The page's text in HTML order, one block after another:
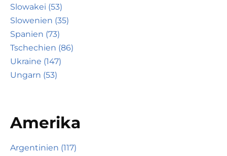
Slowakei (53)
Slowenien (35)
Spanien (73)
Tschechien (86)
Ukraine (147)
Ungarn (53)
Amerika
Argentinien (117)